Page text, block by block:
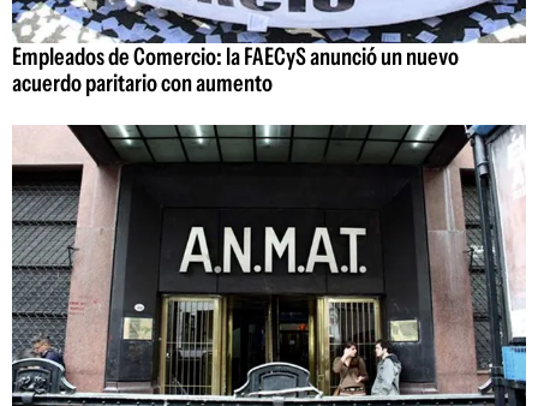
Empleados de Comercio: la FAECyS anunció un nuevo
acuerdo paritario con aumento